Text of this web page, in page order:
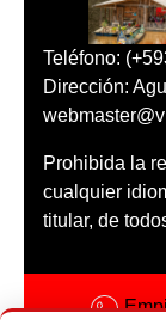
Teléfono:
Dirección:
Prohibida la
cualquier
titular, de